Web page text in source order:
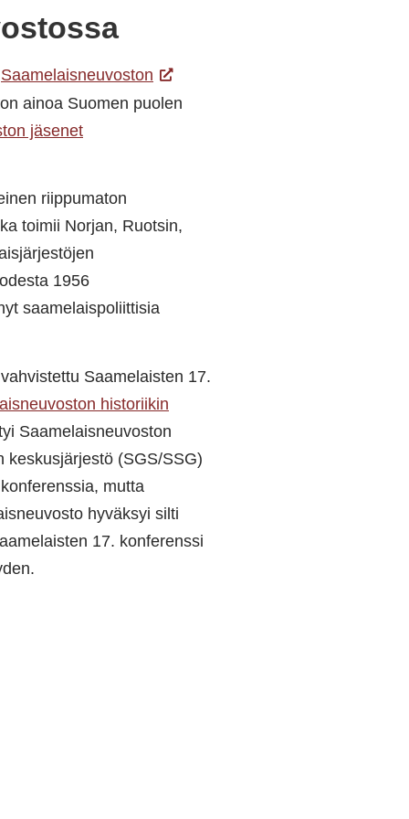
Saamelaisneuvoston
ainoa Suomen puolen
jäsenet
riippumaton
toimii Norjan, Ruotsin,
1956
saamelaispoliittisia
Saamelaisten 17.
historiikin
Saamelaisneuvoston
keskusjärjestö (SGS/SSG)
mutta
hyväksyi silti
17. konferenssi